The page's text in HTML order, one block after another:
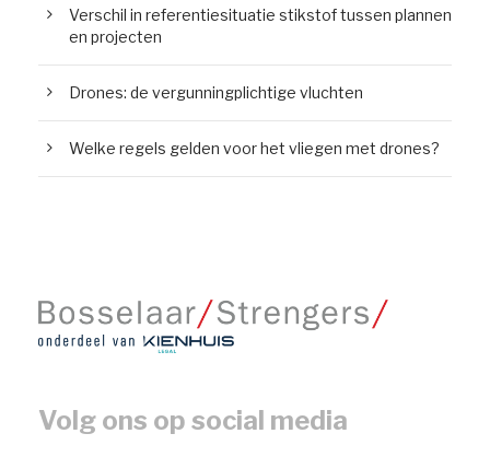
Verschil in referentiesituatie stikstof tussen plannen
en projecten
Drones: de vergunningplichtige vluchten
Welke regels gelden voor het vliegen met drones?
Volg ons op social media